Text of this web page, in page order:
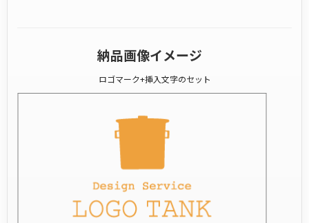
納品画像イメージ
ロゴマーク+挿入文字のセット